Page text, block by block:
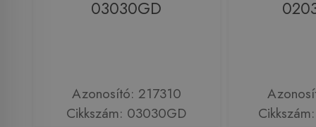
03030GD
Azonosító: 217310
Cikkszám: 03030GD